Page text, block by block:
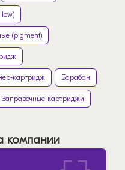
(pigment)
картридж Барабан
Заправочные картриджи
компании